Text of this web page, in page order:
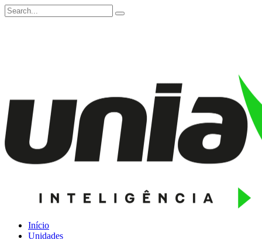
Início
Unidades